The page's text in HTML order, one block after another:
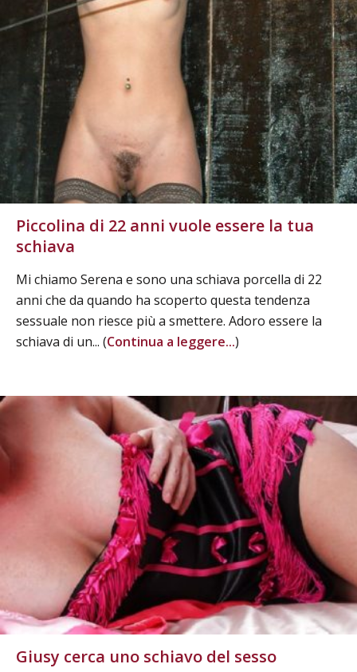
Piccolina di 22 anni vuole essere la tua
schiava
Mi chiamo Serena e sono una schiava porcella di 22
anni che da quando ha scoperto questa tendenza
sessuale non riesce più a smettere. Adoro essere la
schiava di un... (Continua a leggere...)
Giusy cerca uno schiavo del sesso